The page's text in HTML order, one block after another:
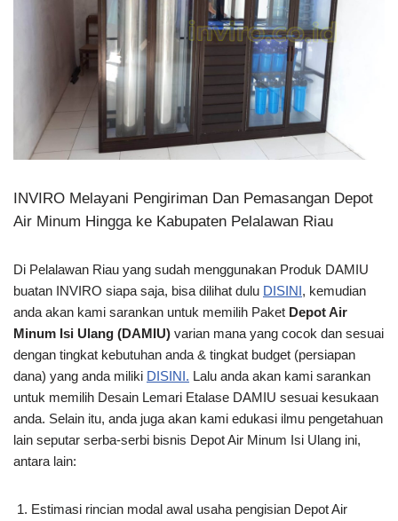
INVIRO Melayani Pengiriman Dan Pemasangan Depot
Air Minum Hingga ke Kabupaten Pelalawan Riau
Di Pelalawan Riau yang sudah menggunakan Produk DAMIU
buatan INVIRO siapa saja, bisa dilihat dulu DISINI, kemudian
anda akan kami sarankan untuk memilih Paket Depot Air
Minum Isi Ulang (DAMIU) varian mana yang cocok dan sesuai
dengan tingkat kebutuhan anda & tingkat budget (persiapan
dana) yang anda miliki DISINI. Lalu anda akan kami sarankan
untuk memilih Desain Lemari Etalase DAMIU sesuai kesukaan
anda. Selain itu, anda juga akan kami edukasi ilmu pengetahuan
lain seputar serba-serbi bisnis Depot Air Minum Isi Ulang ini,
antara lain:
Estimasi rincian modal awal usaha pengisian Depot Air